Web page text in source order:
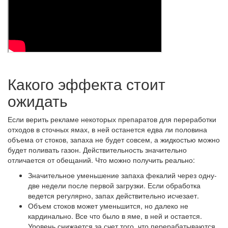
Какого эффекта стоит
ожидать
Если верить рекламе некоторых препаратов для переработки
отходов в сточных ямах, в ней останется едва ли половина
объема от стоков, запаха не будет совсем, а жидкостью можно
будет поливать газон. Действительность значительно
отличается от обещаний. Что можно получить реально:
Значительное уменьшение запаха фекалий через одну-
две недели после первой загрузки. Если обработка
ведется регулярно, запах действительно исчезает.
Объем стоков может уменьшится, но далеко не
кардинально. Все что было в яме, в ней и остается.
Уровень снижается за счет того, что перерабатываются